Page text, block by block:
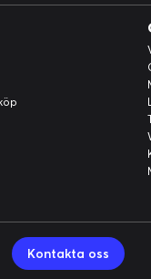
anslagstavlan
guidar
Följ bara steg-
Kontakta oss